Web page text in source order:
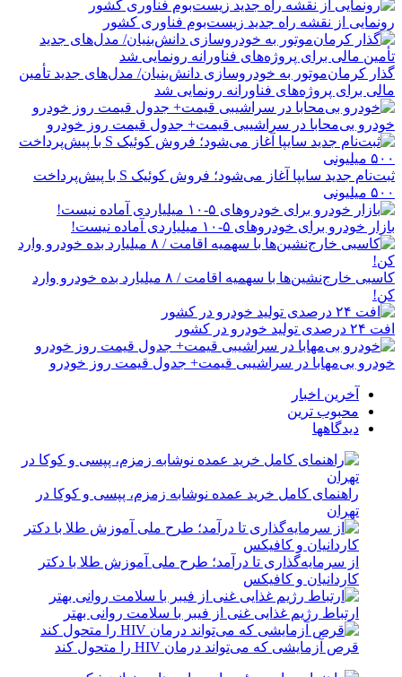
رونمایی از نقشه راه جدید زیست‌بوم فناوری کشور
گذار کرمان‌موتور به خودروسازی دانش‌بنیان/ مدل‌های جدید تأمین
مالی برای پروژه‌های فناورانه رونمایی شد
خودرو بی‌محابا در سراشیبی قیمت+ جدول قیمت روز خودرو
ثبت‌نام جدید سایپا آغاز می‌شود؛ فروش کوئیک S با پیش‌پرداخت
۵۰۰ میلیونی
بازار خودرو برای خودروهای ۵-۱۰ میلیاردی آماده نیست!
کاسبی خارج‌نشین‌ها با سهمیه اقامت / ۸ میلیارد بده خودرو وارد
کن!
افت ۲۴ درصدی تولید خودرو در کشور
خودرو بی‌مهابا در سراشیبی قیمت+ جدول قیمت روز خودرو
آخرین اخبار
محبوب ترین
دیدگاهها
راهنمای کامل خرید عمده نوشابه زمزم، پپسی و کوکا در
تهران
از سرمایه‌گذاری تا درآمد؛ طرح ملی آموزش طلا با دکتر
کاردانیان و کافیکس
ارتباط رژیم غذایی غنی از فیبر با سلامت روانی بهتر
قرص آزمایشی که می‌تواند درمان HIV را متحول کند